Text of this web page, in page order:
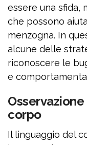
essere una sfida,
che possono
menzogna. In
alcune delle
riconoscere le
e
corpo
Il linguaggio del